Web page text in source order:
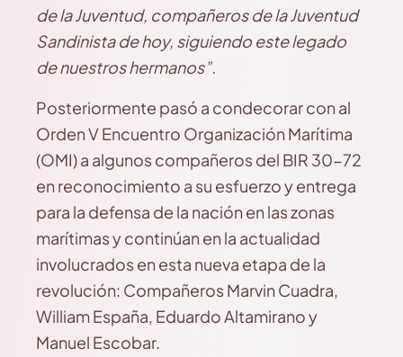
de la Juventud, compañeros de la Juventud
Sandinista de hoy, siguiendo este legado
de nuestros hermanos”.
Posteriormente pasó a condecorar con al
Orden V Encuentro Organización Marítima
(OMI) a algunos compañeros del BIR 30-72
en reconocimiento a su esfuerzo y entrega
para la defensa de la nación en las zonas
marítimas y continúan en la actualidad
involucrados en esta nueva etapa de la
revolución: Compañeros Marvin Cuadra,
William España, Eduardo Altamirano y
Manuel Escobar.